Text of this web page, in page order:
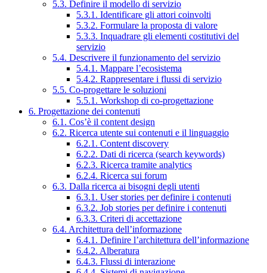
5.3. Definire il modello di servizio
5.3.1. Identificare gli attori coinvolti
5.3.2. Formulare la proposta di valore
5.3.3. Inquadrare gli elementi costitutivi del
servizio
5.4. Descrivere il funzionamento del servizio
5.4.1. Mappare l’ecosistema
5.4.2. Rappresentare i flussi di servizio
5.5. Co-progettare le soluzioni
5.5.1. Workshop di co-progettazione
6. Progettazione dei contenuti
6.1. Cos’è il content design
6.2. Ricerca utente sui contenuti e il linguaggio
6.2.1. Content discovery
6.2.2. Dati di ricerca (search keywords)
6.2.3. Ricerca tramite analytics
6.2.4. Ricerca sui forum
6.3. Dalla ricerca ai bisogni degli utenti
6.3.1. User stories per definire i contenuti
6.3.2. Job stories per definire i contenuti
6.3.3. Criteri di accettazione
6.4. Architettura dell’informazione
6.4.1. Definire l’architettura dell’informazione
6.4.2. Alberatura
6.4.3. Flussi di interazione